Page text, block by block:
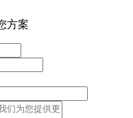
方案